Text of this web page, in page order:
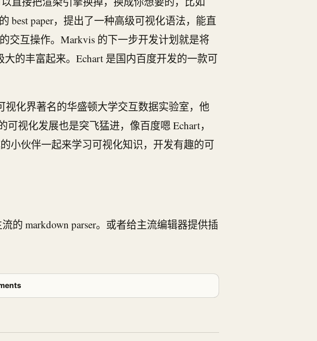
best paper，提出了一种高级可视化语法，能直
交互操作。Markvis 的下一步开发计划就是将
的丰富起来。Echart 是国内百度开发的一款可
化界著名的华盛顿大学交互数据实验室，他
视化发展也是突飞猛进，像百度嗯 Echart，
小伙伴一起来学习可视化知识，开发有趣的可
的 markdown parser。或者给主流编辑器提供插